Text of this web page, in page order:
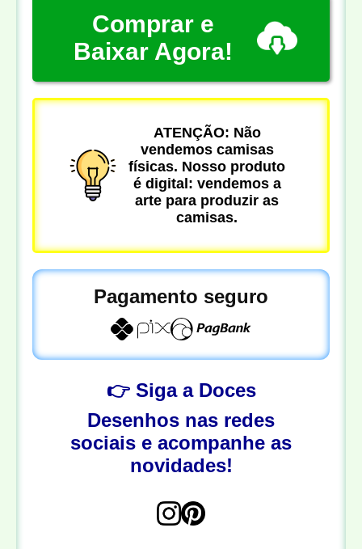
Comprar e
Baixar Agora!
ATENÇÃO: Não
vendemos camisas
físicas. Nosso produto
é digital: vendemos a
arte para produzir as
camisas.
Pagamento seguro
👉 Siga a Doces
Desenhos nas redes
sociais e acompanhe as
novidades!